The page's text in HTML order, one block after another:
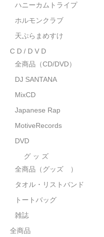
MotiveRecords
グ ッ ズ
タオル・リストバンド
トートバッグ
全商品
ハニーカムトライプ
ホルモンクラブ
天ぷらまめすけ
C D / D V D
全商品（CD/DVD）
DJ SANTANA
MixCD
Japanese Rap
MotiveRecords
DVD
グ ッ ズ
全商品（グッズ ）
タオル・リストバンド
トートバッグ
雑誌
全商品